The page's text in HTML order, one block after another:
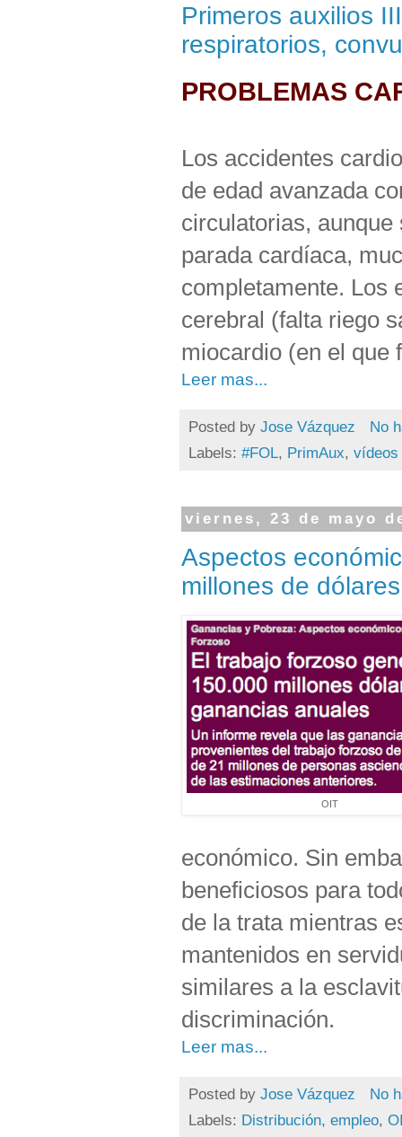
Primeros auxilios
respiratorios,
PROBLEMAS
Los accidentes
de edad avanzada
circulatorias,
parada cardíaca,
completamente. Los
cerebral (falta riego
miocardio (en el que
Leer mas...
Posted by Jose Vázquez
No
Labels: #FOL, PrimAux, vídeos
viernes, 23 de mayo
Aspectos
millones de dólares
OIT
económico. Sin
beneficiosos para
de la trata mientras
mantenidos en
similares a la
discriminación.
Leer mas...
Posted by Jose Vázquez
No
Labels: Distribución, empleo,